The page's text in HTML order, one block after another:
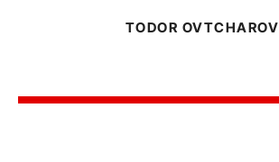
TODOR OVTCHAROV